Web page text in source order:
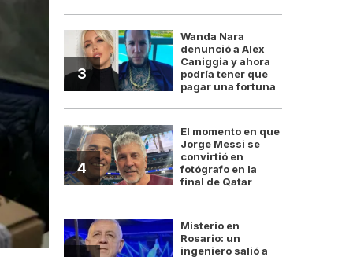
3
Wanda Nara
denunció a Alex
Caniggia y ahora
podría tener que
pagar una fortuna
4
El momento en que
Jorge Messi se
convirtió en
fotógrafo en la
final de Qatar
Misterio en
Rosario: un
ingeniero salió a